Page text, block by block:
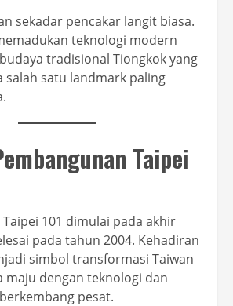
sekadar pencakar langit biasa.
teknologi modern
tradisional Tiongkok yang
salah satu landmark paling
Taipei
101 dimulai pada akhir
pada tahun 2004. Kehadiran
simbol transformasi Taiwan
maju dengan teknologi dan
pesat.